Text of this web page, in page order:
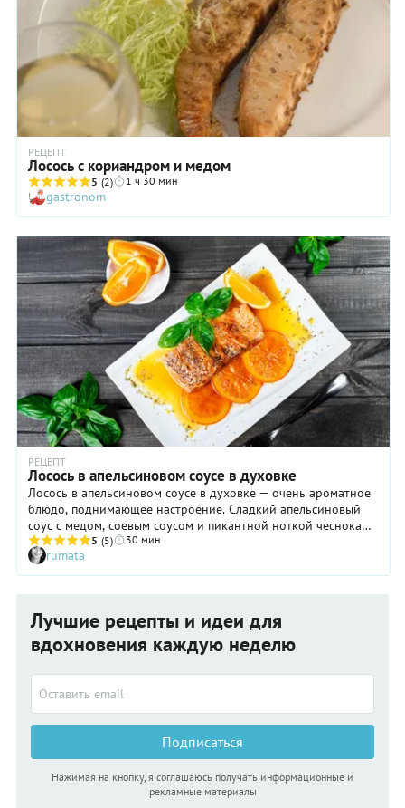
РЕЦЕПТ
Лосось с кориандром и медом
5 (2) 1 ч 30 мин
gastronom
РЕЦЕПТ
Лосось в апельсиновом соусе в духовке
Лосось в апельсиновом соусе в духовке — очень ароматное
блюдо, поднимающее настроение. Сладкий апельсиновый
соус с медом, соевым соусом и пикантной ноткой чеснока
придает рыбе азиатский характер. А еще он представляет
собой легкую оранжевую глазурь, покрывающую нежное
филе лосося, — это не только очень вкусно, но и красиво.
качестве гарнира к такой рыбе сам собой напрашивается
белый рис или зеленые овощи. Готового лосося можете
посыпать кунжутом или свежей зеленью.
5 (5) 30 мин
rumata
Лучшие рецепты и идеи для
вдохновения каждую неделю
Подписаться
Нажимая на кнопку, я соглашаюсь получать информационные и
рекламные материалы